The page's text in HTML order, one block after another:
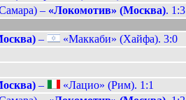
– «Локомотив» (Москва). 1:3
– «Маккаби» (Хайфа). 3:0
– «Лацио» (Рим). 1:1